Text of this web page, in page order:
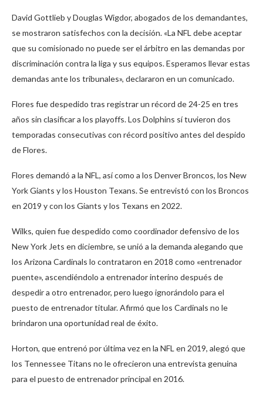
David Gottlieb y Douglas Wigdor, abogados de los demandantes,
se mostraron satisfechos con la decisión. «La NFL debe aceptar
que su comisionado no puede ser el árbitro en las demandas por
discriminación contra la liga y sus equipos. Esperamos llevar estas
demandas ante los tribunales», declararon en un comunicado.
Flores fue despedido tras registrar un récord de 24-25 en tres
años sin clasificar a los playoffs. Los Dolphins sí tuvieron dos
temporadas consecutivas con récord positivo antes del despido
de Flores.
Flores demandó a la NFL, así como a los Denver Broncos, los New
York Giants y los Houston Texans. Se entrevistó con los Broncos
en 2019 y con los Giants y los Texans en 2022.
Wilks, quien fue despedido como coordinador defensivo de los
New York Jets en diciembre, se unió a la demanda alegando que
los Arizona Cardinals lo contrataron en 2018 como «entrenador
puente», ascendiéndolo a entrenador interino después de
despedir a otro entrenador, pero luego ignorándolo para el
puesto de entrenador titular. Afirmó que los Cardinals no le
brindaron una oportunidad real de éxito.
Horton, que entrenó por última vez en la NFL en 2019, alegó que
los Tennessee Titans no le ofrecieron una entrevista genuina
para el puesto de entrenador principal en 2016.